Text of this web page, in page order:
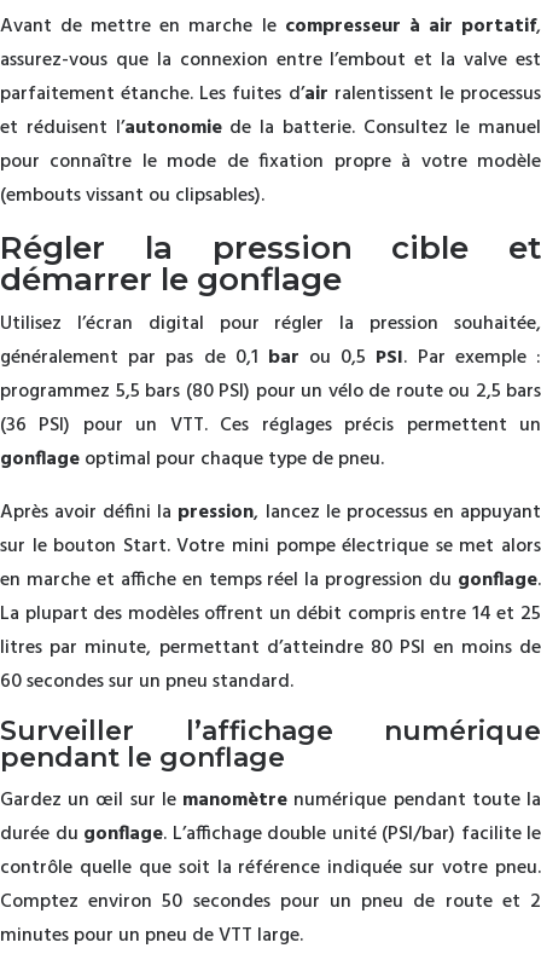
Avant de mettre en marche le compresseur à air portatif,
assurez-vous que la connexion entre l’embout et la valve est
parfaitement étanche. Les fuites d’air ralentissent le processus
et réduisent l’autonomiede la batterie. Consultez le manuel
pour connaître le mode de fixation propre à votre modèle
(embouts vissant ou clipsables).
Régler la pression cible et
démarrer le gonflage
Utilisez l’écran digital pour régler la pression souhaitée,
généralement par pas de 0,1 bar ou 0,5 PSI. Par exemple :
programmez 5,5 bars (80 PSI) pour un vélo de route ou 2,5 bars
(36 PSI) pour un VTT. Ces réglages précis permettent un
gonflageoptimal pour chaque type de pneu.
Après avoir défini la pression, lancez le processus en appuyant
sur le bouton Start. Votre mini pompe électrique se met alors
en marche et affiche en temps réel la progression du gonflage.
La plupart des modèles offrent un débit compris entre 14 et 25
litres par minute, permettant d’atteindre 80 PSI en moins de
60 secondes sur un pneu standard.
Surveiller l’affichage numérique
pendant le gonflage
Gardez un œil sur le manomètre numérique pendant toute la
durée du gonflage. L’affichage double unité (PSI/bar) facilite le
contrôle quelle que soit la référence indiquée sur votre pneu.
Comptez environ 50 secondes pour un pneu de route et 2
minutes pour un pneu de VTT large.